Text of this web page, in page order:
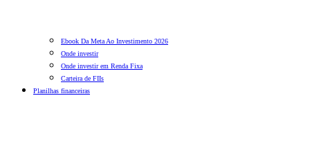
Ebook Da Meta Ao Investimento 2026
Onde investir
Onde investir em Renda Fixa
Carteira de FIIs
Planilhas financeiras